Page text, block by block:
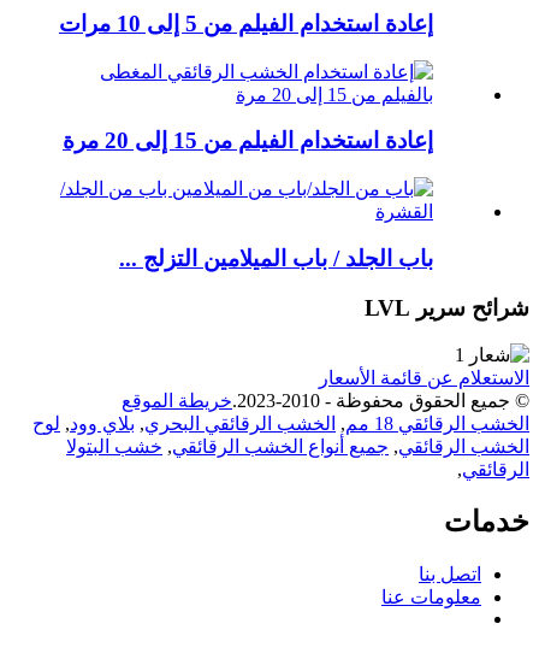
إعادة استخدام الفيلم من 5 إلى 10 مرات
إعادة استخدام الفيلم من 15 إلى 20 مرة
باب الجلد / باب الميلامين التزلج ...
شرائح سرير LVL
الاستعلام عن قائمة الأسعار
© جميع الحقوق محفوظة - 2010-2023.
خريطة الموقع
الخشب الرقائقي 18 مم
, الخشب الرقائقي البحري, بلاي وود, لوح
الخشب الرقائقي, جميع أنواع الخشب الرقائقي, خشب البتولا
الرقائقي,
خدمات
اتصل بنا
معلومات عنا